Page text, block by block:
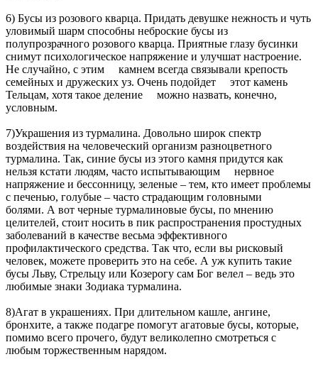
6) Бусы из розового кварца. Придать девушке нежность и чуть
уловимый шарм способны неброские бусы из
полупрозрачного розового кварца. Приятные глазу бусинки
снимут психологическое напряжение и улучшат настроение.
Не случайно, с этим камнем всегда связывали крепость
семейных и дружеских уз. Очень подойдет этот камень
Тельцам, хотя такое деление можно назвать, конечно,
условным.
7)Украшения из турмалина. Довольно широк спектр
воздействия на человеческий организм разноцветного
турмалина. Так, синие бусы из этого камня придутся как
нельзя кстати людям, часто испытывающим нервное
напряжение и бессонницу, зеленые – тем, кто имеет проблемы
с печенью, голубые – часто страдающим головными
болями. А вот черные турмалиновые бусы, по мнению
целителей, стоит носить в пик распространения простудных
заболеваний в качестве весьма эффективного
профилактического средства. Так что, если вы рисковый
человек, можете проверить это на себе. А уж купить такие
бусы Льву, Стрельцу или Козерогу сам Бог велел – ведь это
любимые знаки Зодиака турмалина.
8)Агат в украшениях. При длительном кашле, ангине,
бронхите, а также подагре помогут агатовые бусы, которые,
помимо всего прочего, будут великолепно смотреться с
любым торжественным нарядом.